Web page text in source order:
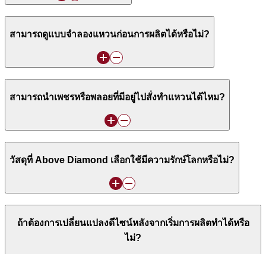
สามารถดูแบบจำลองแหวนก่อนการผลิตได้หรือไม่?
สามารถนำเพชรหรือพลอยที่มีอยู่ไปสั่งทำแหวนได้ไหม?
วัสดุที่ Above Diamond เลือกใช้มีความรักษ์โลกหรือไม่?
ถ้าต้องการเปลี่ยนแปลงดีไซน์หลังจากเริ่มการผลิตทำได้หรือ
ไม่?